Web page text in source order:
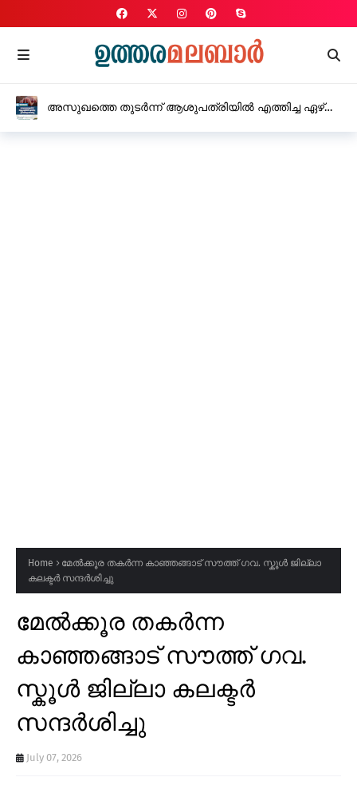
അസുഖത്തെ തുടർന്ന് ആശുപത്രിയിൽ എത്തിച്ച ഏഴ്
Home
മേൽക്കൂര തകർന്ന കാഞ്ഞങ്ങാട് സൗത്ത് ഗവ. സ്കൂൾ ജില്ലാ
കലക്ടർ സന്ദർശിച്ചു
മേൽക്കൂര തകർന്ന
കാഞ്ഞങ്ങാട് സൗത്ത് ഗവ.
സ്കൂൾ ജില്ലാ കലക്ടർ
സന്ദർശിച്ചു
July 07, 2026